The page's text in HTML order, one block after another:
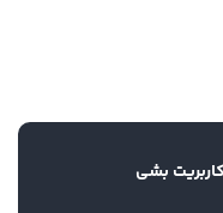
بشی